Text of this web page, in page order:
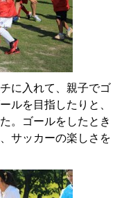
に入れて、親子でゴ
ルを目指したりと、
。ゴールをしたとき
サッカーの楽しさを